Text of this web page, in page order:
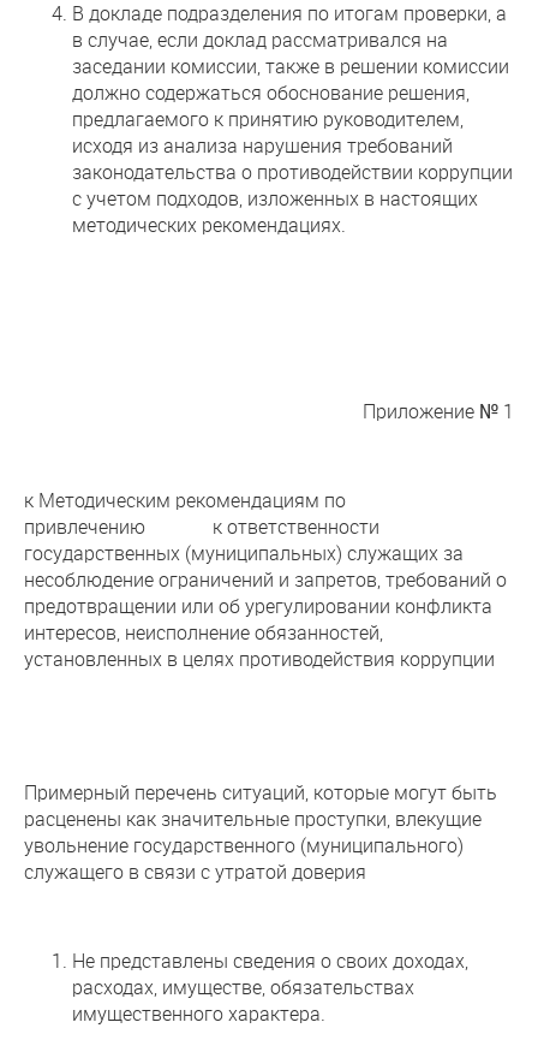
В докладе подразделения по итогам проверки, а
в случае, если доклад рассматривался на
заседании комиссии, также в решении комиссии
должно содержаться обоснование решения,
предлагаемого к принятию руководителем,
исходя из анализа нарушения требований
законодательства о противодействии коррупции
с учетом подходов, изложенных в настоящих
методических рекомендациях.
Приложение № 1
к Методическим рекомендациям по
привлечению к ответственности
государственных (муниципальных) служащих за
несоблюдение ограничений и запретов, требований о
предотвращении или об урегулировании конфликта
интересов, неисполнение обязанностей,
установленных в целях противодействия коррупции
Примерный перечень ситуаций, которые могут быть
расценены как значительные проступки, влекущие
увольнение государственного (муниципального)
служащего в связи с утратой доверия
Не представлены сведения о своих доходах,
расходах, имуществе, обязательствах
имущественного характера.